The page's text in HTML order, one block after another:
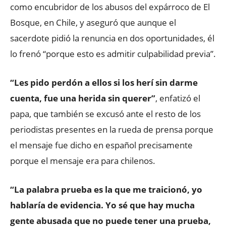
como encubridor de los abusos del expárroco de El
Bosque, en Chile, y aseguró que aunque el
sacerdote pidió la renuncia en dos oportunidades, él
lo frenó “porque esto es admitir culpabilidad previa”.
“Les pido perdón a ellos si los herí sin darme
cuenta, fue una herida sin querer”, enfatizó el
papa, que también se excusó ante el resto de los
periodistas presentes en la rueda de prensa porque
el mensaje fue dicho en español precisamente
porque el mensaje era para chilenos.
“La palabra prueba es la que me traicionó, yo
hablaría de evidencia. Yo sé que hay mucha
gente abusada que no puede tener una prueba,